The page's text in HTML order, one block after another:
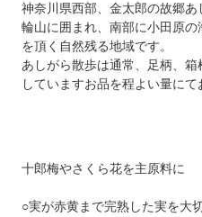
神奈川県西部、金太郎の故郷
輪山に囲まれ、南部に小田原
を頂く自然残る地域です。
あしがら散歩は通常、足柄、
していますお品を程よい量にて
十郎梅やさくら花を主原料に
○実が赤黄まで完熟した実を大